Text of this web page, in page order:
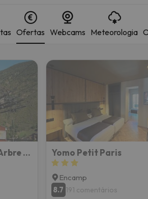
Seeker perdeu o seu caminho. Assim
Ofertas Webcams Meteorologia
Hotel NIU (antic Hotel Arbre de Neu) Yomo Petit Paris
Encamp
8.7 191 comentários